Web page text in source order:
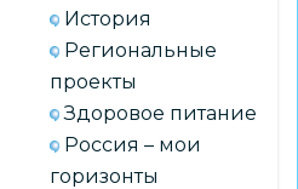
История
Региональные
проекты
Здоровое питание
Россия – мои
горизонты